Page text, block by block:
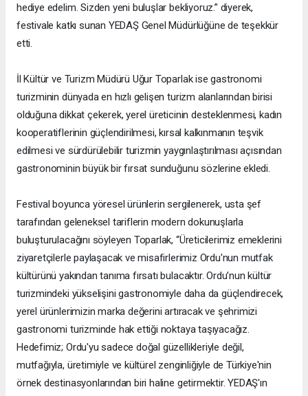
hediye edelim. Sizden yeni buluşlar bekliyoruz.” diyerek,
festivale katkı sunan YEDAŞ Genel Müdürlüğüne de teşekkür
etti.
İl Kültür ve Turizm Müdürü Uğur Toparlak ise gastronomi
turizminin dünyada en hızlı gelişen turizm alanlarından birisi
olduğuna dikkat çekerek, yerel üreticinin desteklenmesi, kadın
kooperatiflerinin güçlendirilmesi, kırsal kalkınmanın teşvik
edilmesi ve sürdürülebilir turizmin yaygınlaştırılması açısından
gastronominin büyük bir fırsat sunduğunu sözlerine ekledi.
Festival boyunca yöresel ürünlerin sergilenerek, usta şef
tarafından geleneksel tariflerin modern dokunuşlarla
buluşturulacağını söyleyen Toparlak, “Üreticilerimiz emeklerini
ziyaretçilerle paylaşacak ve misafirlerimiz Ordu'nun mutfak
kültürünü yakından tanıma fırsatı bulacaktır. Ordu’nun kültür
turizmindeki yükselişini gastronomiyle daha da güçlendirecek,
yerel ürünlerimizin marka değerini artıracak ve şehrimizi
gastronomi turizminde hak ettiği noktaya taşıyacağız.
Hedefimiz; Ordu'yu sadece doğal güzellikleriyle değil,
mutfağıyla, üretimiyle ve kültürel zenginliğiyle de Türkiye'nin
örnek destinasyonlarından biri haline getirmektir. YEDAŞ'ın